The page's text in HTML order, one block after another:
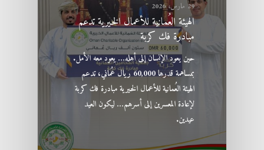
29 مارس، 2026
الهيئة العُمانية للأعمال الخيرية تدعم
مبادرة فك كربة
حين يعود الإنسان إلى أهله… يعود معه الأمل.
بمساهمة قدرها 60,000 ريال عُماني، تدعم
الهيئة العُمانية للأعمال الخيرية مبادرة فك كربة
لإعادة المعسرين إلى أسرهم… ليكون العيد
عيدين.